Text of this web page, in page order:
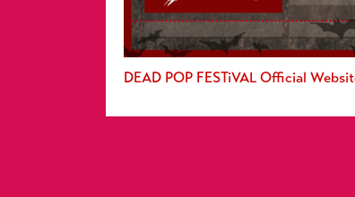
DEAD POP FESTiVAL Official